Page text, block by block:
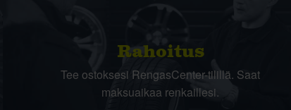
Rahoitus
Tee ostoksesi RengasCenter-tilillä. Saat
maksuaikaa renkaillesi.